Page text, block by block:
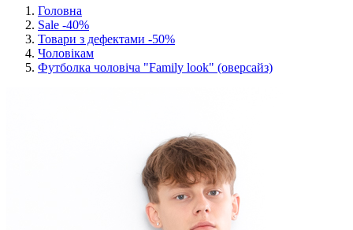
Головна
Sale -40%
Товари з дефектами -50%
Чоловікам
Футболка чоловіча "Family look" (оверсайз)